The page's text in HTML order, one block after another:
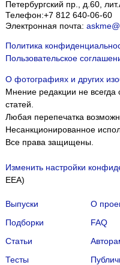
Петербургский пр., д.60,
Телефон:+7 812 640-06-60
Электронная почта:
Политика
Пользовательское
О фотографиях и других
Мнение редакции не всегда
статей.
Любая перепечатка
Несанкционированное
Все права защищены.
Изменить настройки
EEA)
Выпуски
Подборки
Статьи
Тесты
О
FAQ